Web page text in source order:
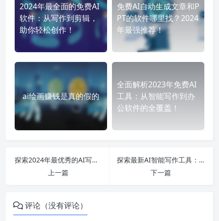
2024年最全面的免费AI
软件：从写作到剪辑，
助你轻松创作！
免费AI自动生成文章和P
PT的软件哪里找？2024
年最强推荐！
ai绘画赚钱是真的假的
全面解析2023年免费AI
工具：从智能写作到办
公软件的全覆盖！
探索2024年最优秀的AI写作软件及其应用：免费神器与智能助手一网打尽！
上一篇
探索最新AI智能写作工具：哪款免费软件最值得尝试？
下一篇
评论（没有评论）